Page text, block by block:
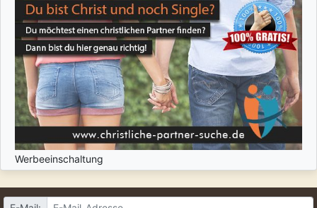
Werbeeinschaltung